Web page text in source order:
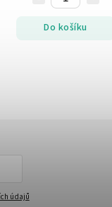
Do košíku
údajů